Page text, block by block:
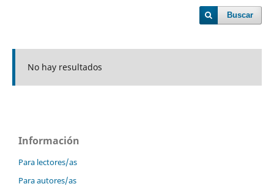
Buscar
No hay resultados
Información
Para lectores/as
Para autores/as